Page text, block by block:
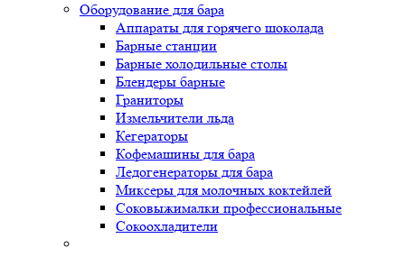
Оборудование для бара
Аппараты для горячего шоколада
Барные станции
Барные холодильные столы
Блендеры барные
Граниторы
Измельчители льда
Кегераторы
Кофемашины для бара
Ледогенераторы для бара
Миксеры для молочных коктейлей
Соковыжималки профессиональные
Сокоохладители